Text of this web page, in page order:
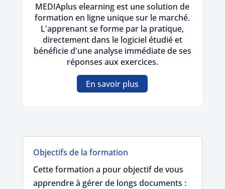
MEDIAplus elearning est une solution de
formation en ligne unique sur le marché.
L'apprenant se forme par la pratique,
directement dans le logiciel étudié et
bénéficie d'une analyse immédiate de ses
réponses aux exercices.
En savoir plus
Objectifs de la formation
Cette formation a pour objectif de vous
apprendre à gérer de longs documents :